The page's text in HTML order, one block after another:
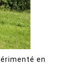
en